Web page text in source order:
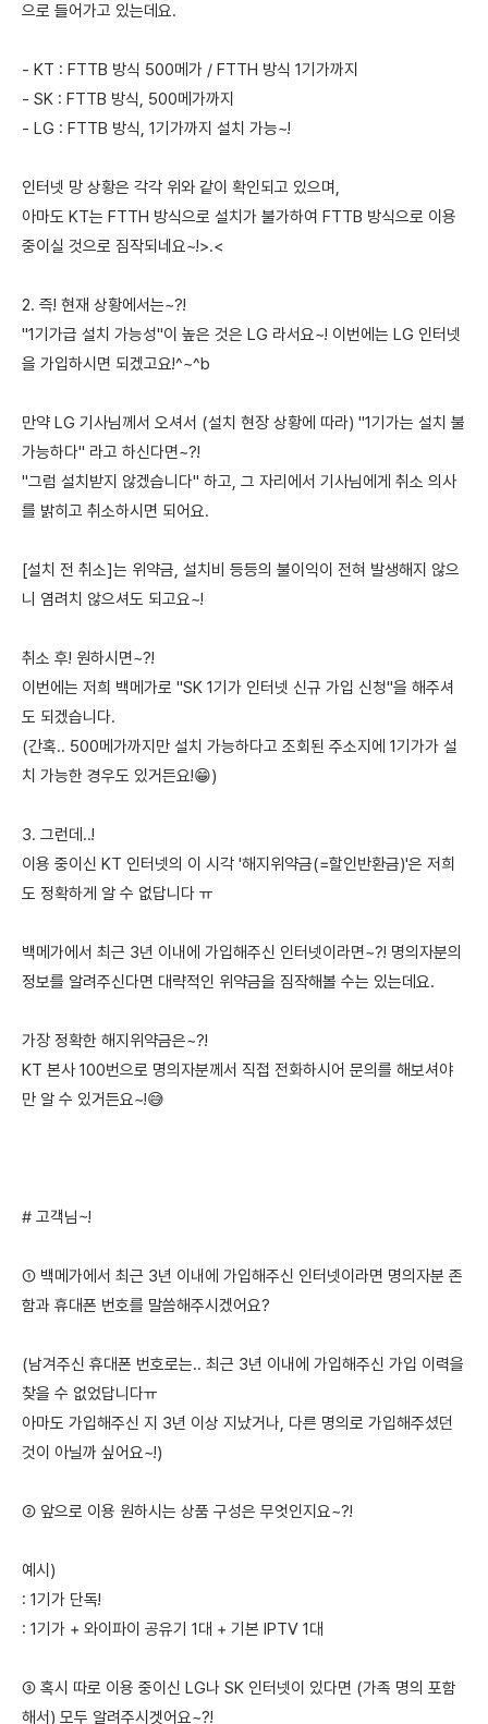
으로 들어가고 있는데요.
- KT : FTTB 방식 500메가 / FTTH 방식 1기가까지
- SK : FTTB 방식, 500메가까지
- LG : FTTB 방식, 1기가까지 설치 가능~!
인터넷 망 상황은 각각 위와 같이 확인되고 있으며,
아마도 KT는 FTTH 방식으로 설치가 불가하여 FTTB 방식으로 이용
중이실 것으로 짐작되네요~!>.<
2. 즉! 현재 상황에서는~?!
"1기가급 설치 가능성"이 높은 것은 LG 라서요~! 이번에는 LG 인터넷
을 가입하시면 되겠고요!^~^b
만약 LG 기사님께서 오셔서 (설치 현장 상황에 따라) "1기가는 설치 불
가능하다" 라고 하신다면~?!
"그럼 설치받지 않겠습니다" 하고, 그 자리에서 기사님에게 취소 의사
를 밝히고 취소하시면 되어요.
[설치 전 취소]는 위약금, 설치비 등등의 불이익이 전혀 발생해지 않으
니 염려치 않으셔도 되고요~!
취소 후! 원하시면~?!
이번에는 저희 백메가로 "SK 1기가 인터넷 신규 가입 신청"을 해주셔
도 되겠습니다.
(간혹.. 500메가까지만 설치 가능하다고 조회된 주소지에 1기가가 설
치 가능한 경우도 있거든요!😁)
3. 그런데..!
이용 중이신 KT 인터넷의 이 시각 '해지위약금(=할인반환금)'은 저희
도 정확하게 알 수 없답니다 ㅠ
백메가에서 최근 3년 이내에 가입해주신 인터넷이라면~?! 명의자분의
정보를 알려주신다면 대략적인 위약금을 짐작해볼 수는 있는데요.
가장 정확한 해지위약금은~?!
KT 본사 100번으로 명의자분께서 직접 전화하시어 문의를 해보셔야
만 알 수 있거든요~!😅
# 고객님~!
① 백메가에서 최근 3년 이내에 가입해주신 인터넷이라면 명의자분 존
함과 휴대폰 번호를 말씀해주시겠어요?
(남겨주신 휴대폰 번호로는.. 최근 3년 이내에 가입해주신 가입 이력을
찾을 수 없었답니다ㅠ
아마도 가입해주신 지 3년 이상 지났거나, 다른 명의로 가입해주셨던
것이 아닐까 싶어요~!)
② 앞으로 이용 원하시는 상품 구성은 무엇인지요~?!
예시)
: 1기가 단독!
: 1기가 + 와이파이 공유기 1대 + 기본 IPTV 1대
③ 혹시 따로 이용 중이신 LG나 SK 인터넷이 있다면 (가족 명의 포함
해서) 모두 알려주시겟어요~?!